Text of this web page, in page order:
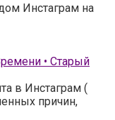
Инстаграм на
• Старый
в Инстаграм (
причин,